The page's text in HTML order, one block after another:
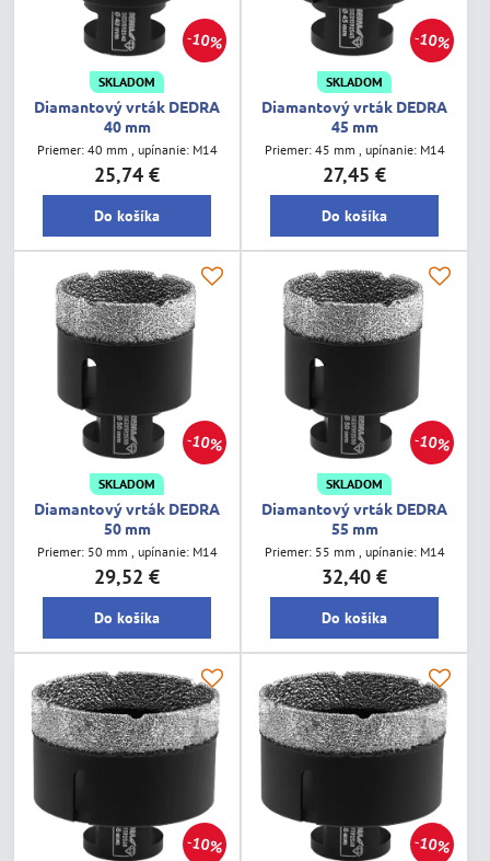
10%
SKLADOM
Diamantový vrták DEDRA
40 mm
Priemer: 40 mm , upínanie: M14
25,74 €
Do košíka
10%
SKLADOM
Diamantový vrták DEDRA
45 mm
Priemer: 45 mm , upínanie: M14
27,45 €
Do košíka
10%
SKLADOM
Diamantový vrták DEDRA
50 mm
Priemer: 50 mm , upínanie: M14
29,52 €
Do košíka
10%
SKLADOM
Diamantový vrták DEDRA
55 mm
Priemer: 55 mm , upínanie: M14
32,40 €
Do košíka
10% 10%